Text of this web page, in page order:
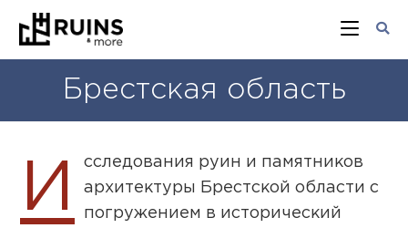
Брестская область
И
сследования руин и памятников
архитектуры Брестской области с
погружением в исторический